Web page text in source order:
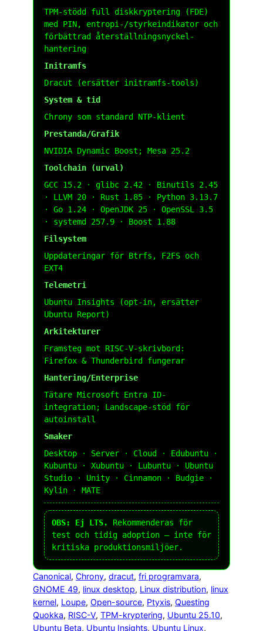
TPM-stödd full diskkryptering (FDE)
med PIN, entropi-/styrkeindikator och
förbättrad återställningsnyckel-
hantering
Initramfs
Dracut (ersätter initramfs-tools)
System & tid
Chrony som standard NTP-klient
Prestanda/Grafik
NVIDIA Dynamic Boost; Mesa 25.2
Toolchain (urval)
GCC 15.2 · glibc 2.42 · Binutils 2.45
· LLVM 20 · Rust 1.85 · Python 3.13.7
· Go 1.24 · OpenJDK 25 · OpenSSL 3.5
· systemd 257.9 · Boost 1.88
Filsystem
Uppdateringar för Btrfs, F2FS och
EXT4
Telemetri
Ubuntu Insights (opt-in, ersätter
Ubuntu Report)
Arkitekturer
Framsteg mot RISC-V-skrivbord:
Firefox & Thunderbird fungerar
Hantering/Enterprise
Tätare Microsoft Entra ID-
integration; Landscape-stöd för
autoinstall
Smaker
Desktop · Server · Cloud · Edubuntu ·
Kubuntu · Xubuntu · Lubuntu · Ubuntu
Studio · Unity · Cinnamon · Budgie ·
Kylin · MATE
OBS: Ej LTS.
Rekommenderas för
test och tidig adoption – inte för
kritiska produktionsmiljöer.
Canonical, Chrony, dracut, fri programvara
GNOME 49, linux desktop, Linux distribution, linux
kernel, Loupe, Open-source, Ptyxis, Questing
Quokka, RISC-V, TPM-kryptering, Ubuntu 25.10
Ubuntu Beta, Ubuntu Insights, Ubuntu Linux